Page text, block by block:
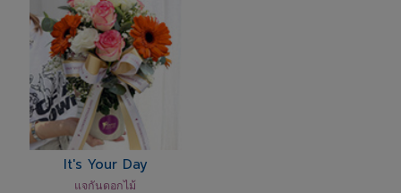
It's Your Day
แจกันดอกไม้